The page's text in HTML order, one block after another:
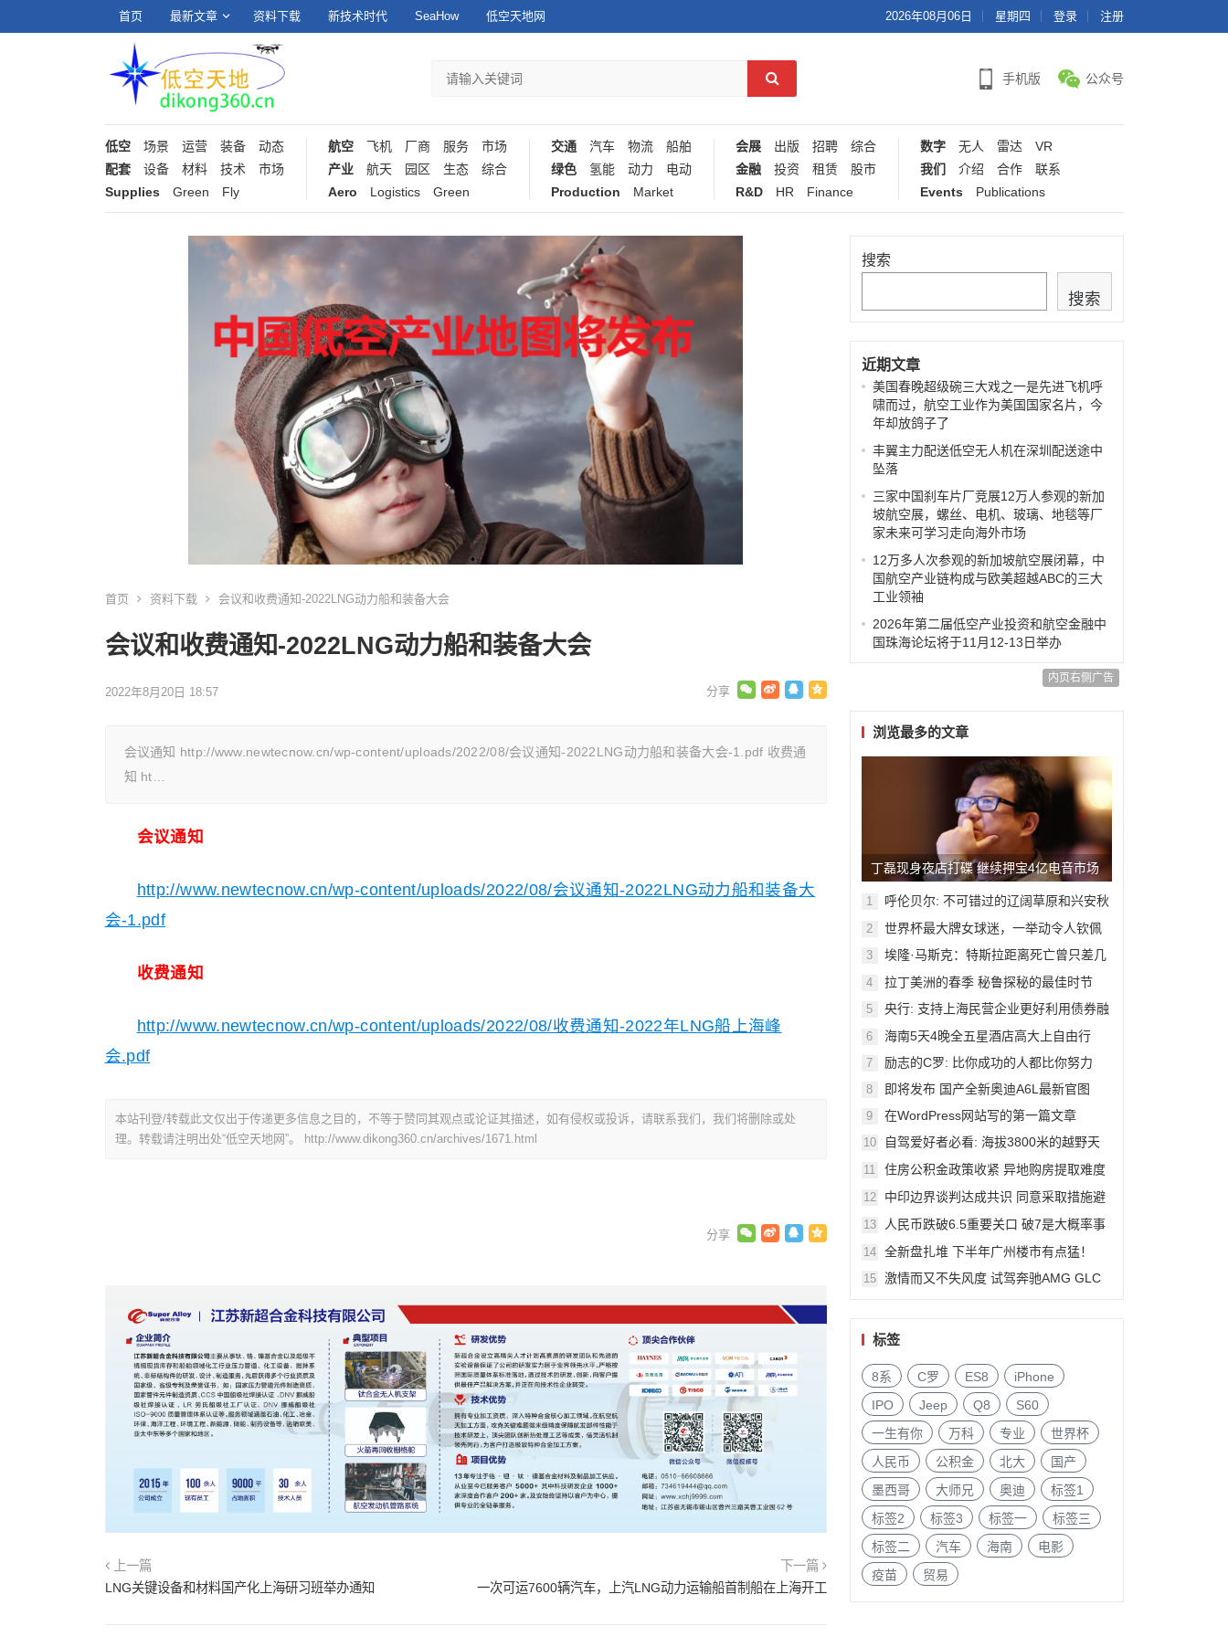
首页 最新文章 资料下载 新技术时代 SeaHow 低空天地网 2026年08月06日 星期四 登录 注册
手机版 公众号
低空 场景 运营 装备
动态
配套
设备 材料 技术
市场
Supplies
Green Fly
航空 飞机 厂商 服务
市场
产业
航天 园区 生态
综合
Aero
Logistics Green
交通 汽车 物流
船舶
绿色
氢能 动力
电动
Production
Market
会展 出版 招聘
综合
金融
投资 租赁
股市
R&D
HR Finance
数字 无人 雷达
VR
我们
介绍 合作
联系
Events
Publications
首页 资料下载 会议和收费通知-2022LNG动力船和装备大会
会议和收费通知-2022LNG动力船和装备大会
2022年8月20日 18:57
会议通知 http://www.newtecnow.cn/wp-content/uploads/2022/08/会议通知-2022LNG动力船和装备大会-1.pdf 收费通
知 ht…
会议通知
http://www.newtecnow.cn/wp-content/uploads/2022/08/会议通知-2022LNG动力船和装备大
会-1.pdf
收费通知
http://www.newtecnow.cn/wp-content/uploads/2022/08/收费通知-2022年LNG船上海峰
会.pdf
本站刊登/转载此文仅出于传递更多信息之目的，不等于赞同其观点或论证其描述，如有侵权或投诉，请联系我们，我们将删除或处
理。转载请注明出处“低空天地网”。
http://www.dikong360.cn/archives/1671.html
上一篇
LNG关键设备和材料国产化上海研习班举办通知
下一篇
一次可运7600辆汽车，上汽LNG动力运输船首制船在上海开工
搜索
搜索
近期文章
美国春晚超级碗三大戏之一是先进飞机呼
啸而过，航空工业作为美国国家名片，今
年却放鸽子了
丰翼主力配送低空无人机在深圳配送途中
坠落
三家中国刹车片厂竞展12万人参观的新加
坡航空展，螺丝、电机、玻璃、地毯等厂
家未来可学习走向海外市场
12万多人次参观的新加坡航空展闭幕，中
国航空产业链构成与欧美超越ABC的三大
工业领袖
2026年第二届低空产业投资和航空金融中
国珠海论坛将于11月12-13日举办
内页右侧广告
浏览最多的文章
丁磊现身夜店打碟 继续押宝4亿电音市场
1
呼伦贝尔: 不可错过的辽阔草原和兴安秋
2 世界杯最大牌女球迷，一举动令人钦佩
3
埃隆·马斯克：特斯拉距离死亡曾只差几
4 拉丁美洲的春季 秘鲁探秘的最佳时节
5
央行: 支持上海民营企业更好利用债券融
6 海南5天4晚全五星酒店高大上自由行
7 励志的C罗: 比你成功的人都比你努力
8 即将发布 国产全新奥迪A6L最新官图
9 在WordPress网站写的第一篇文章
10
自驾爱好者必看: 海拔3800米的越野天
11
住房公积金政策收紧 异地购房提取难度
12
中印边界谈判达成共识 同意采取措施避
13
人民币跌破6.5重要关口 破7是大概率事
14 全新盘扎堆 下半年广州楼市有点猛！
15
激情而又不失风度 试驾奔驰AMG GLC
标签
8系 C罗 ES8
iPhone
IPO
Jeep Q8
S60
一生有你
万科 专业
世界杯
人民币
公积金 北大
国产
墨西哥
大师兄 奥迪
标签1
标签2
标签3 标签一
标签三
标签二
汽车 海南
电影
疫苗
贸易